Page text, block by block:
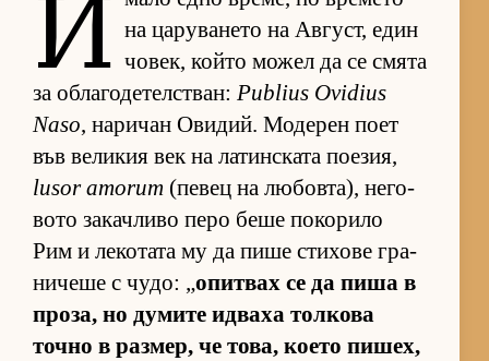
И на ца­ру­ва­нето на Ав­густ, един
чо­век, който мо­жел да се смята
за об­ла­го­де­тел­с­т­ван: Publius Ovidius
Naso, на­ри­чан Ови­дий. Мо­де­рен поет
във ве­ли­кия век на ла­тин­с­ката по­е­зия,
lusor amorum (пе­вец на лю­бов­та), не­го­
вото за­кач­ливо перо беше по­ко­рило
Рим и ле­ко­тата му да пише сти­хове гра­
ни­чеше с чу­до: „опит­вах се да пиша в
про­за, но ду­мите ид­ваха тол­кова
точно в раз­мер, че то­ва, ко­ето пи­шех,